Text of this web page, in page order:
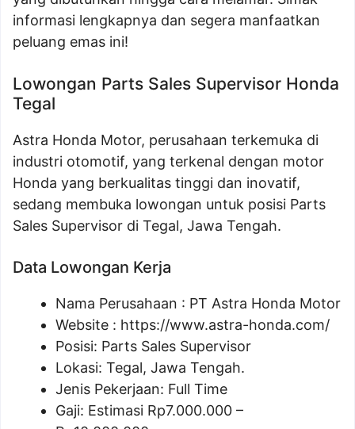
informasi lengkapnya dan segera manfaatkan
peluang emas ini!
Lowongan Parts Sales Supervisor Honda
Tegal
Astra Honda Motor, perusahaan terkemuka di
industri otomotif, yang terkenal dengan motor
Honda yang berkualitas tinggi dan inovatif,
sedang membuka lowongan untuk posisi Parts
Sales Supervisor di Tegal, Jawa Tengah.
Data Lowongan Kerja
Nama Perusahaan : PT Astra Honda Motor
Website : https://www.astra-honda.com/
Posisi: Parts Sales Supervisor
Lokasi: Tegal, Jawa Tengah.
Jenis Pekerjaan: Full Time
Gaji: Estimasi Rp7.000.000 –